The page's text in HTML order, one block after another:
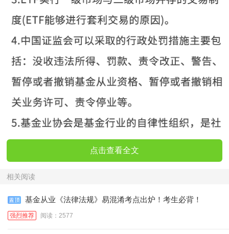
点击查看全文
相关阅读
基金从业《法律法规》易混淆考点出炉！考生必背！
强烈推荐 阅读：2577